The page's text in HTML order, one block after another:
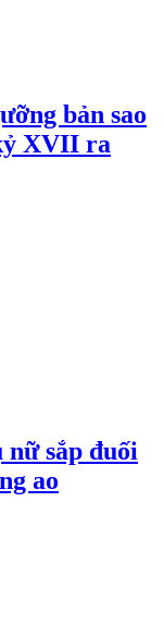
bản sao
XVII ra
sắp đuối
ao